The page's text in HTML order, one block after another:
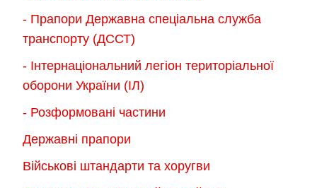
- Прапори Державна спеціальна служба
транспорту (ДССТ)
- Інтернаціональний легіон територіальної
оборони України (ІЛ)
- Розформовані частини
Державні прапори
Військові штандарти та хоругви